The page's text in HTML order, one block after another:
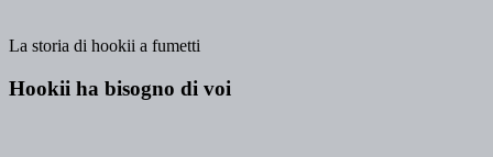
La storia di hookii a fumetti
Hookii ha bisogno di voi